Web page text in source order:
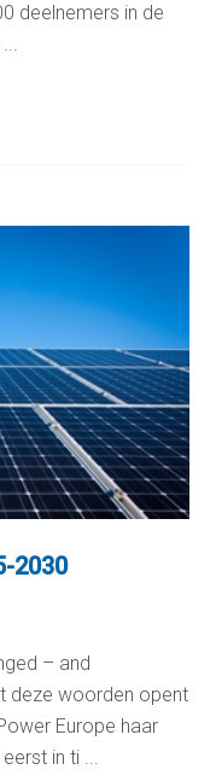
deelnemers in de
2030
– and
deze woorden opent
Europe haar
in ti ...